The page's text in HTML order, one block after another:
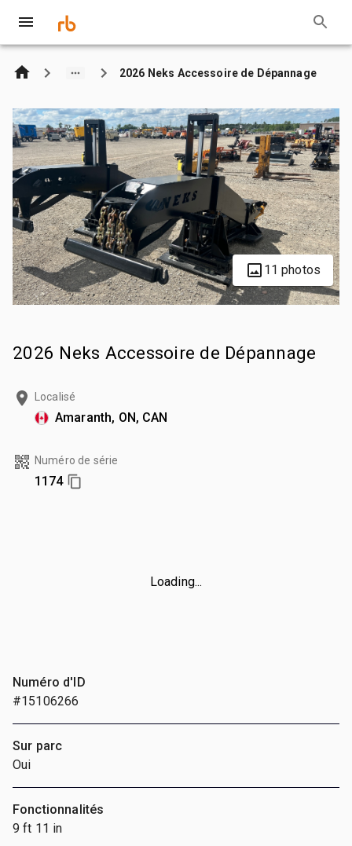
2026 Neks Accessoire de Dépannage
11 photos
2026 Neks Accessoire de Dépannage
Localisé
Amaranth, ON, CAN
Numéro de série
1174
Loading...
Numéro d'ID
#15106266
Sur parc
Oui
Fonctionnalités
9 ft 11 in